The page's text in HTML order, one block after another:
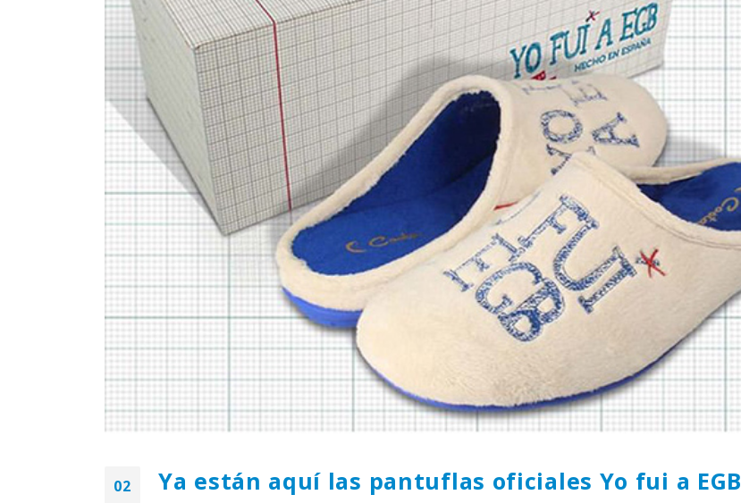
02 Ya están aquí las pantuflas oficiales Yo fui a EGB